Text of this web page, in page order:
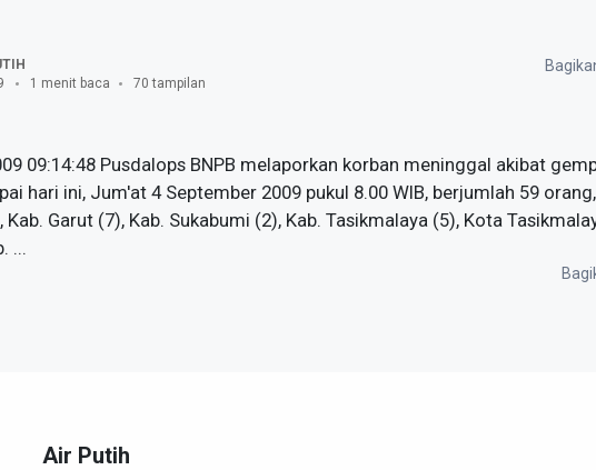
1 menit baca 70 tampilan
09:14:48 Pusdalops BNPB melaporkan korban meninggal akibat
hari ini, Jum'at 4 September 2009 pukul 8.00 WIB, berjumlah 59
Kab. Garut (7), Kab. Sukabumi (2), Kab. Tasikmalaya (5), Kota
...
Air Putih